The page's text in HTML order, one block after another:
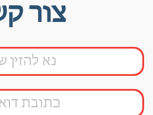
צור